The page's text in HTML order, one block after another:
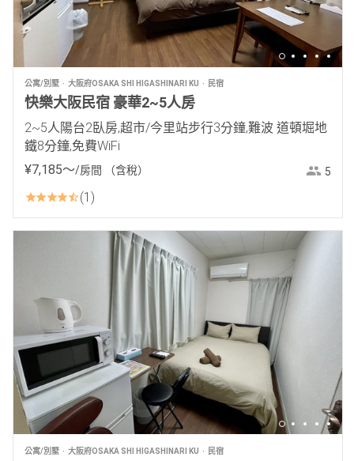
公寓/別墅 大阪府OSAKA SHI HIGASHINARI KU 民宿
快樂大阪民宿 豪華2~5人房
2~5人陽台2臥房,超市/今里站步行3分鐘,難波 道頓堀地
鐵8分鐘,免費WiFi
¥7,185〜/房間 （含稅） 5
1
公寓/別墅 大阪府OSAKA SHI HIGASHINARI KU 民宿